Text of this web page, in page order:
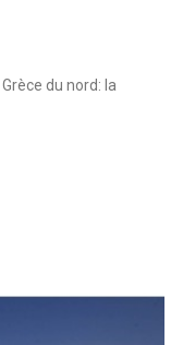
du nord: la